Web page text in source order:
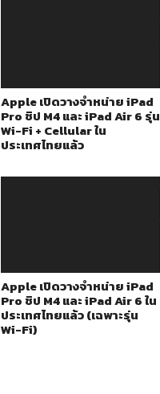
Apple เปิดวางจำหน่าย iPad
Pro ชิป M4 และ iPad Air 6 รุ่น
Wi-Fi + Cellular ใน
ประเทศไทยแล้ว
Apple เปิดวางจำหน่าย iPad
Pro ชิป M4 และ iPad Air 6 ใน
ประเทศไทยแล้ว (เฉพาะรุ่น
Wi-Fi)